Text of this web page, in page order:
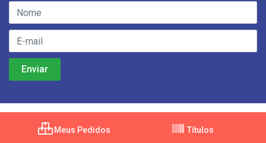
Meus Pedidos Títulos